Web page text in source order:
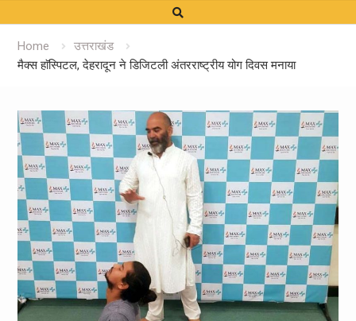
Home
उत्तराखंड
मैक्स हाॅस्पिटल, देहरादून ने डिजिटली अंतरराष्ट्रीय योग दिवस मनाया